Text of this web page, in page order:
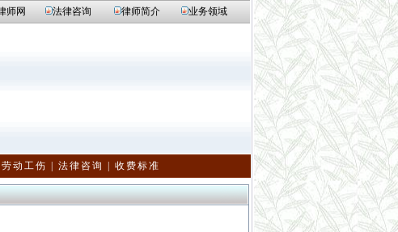
师网 法律咨询 律师简介 业务领域
劳动工伤 法律咨询 收费标准